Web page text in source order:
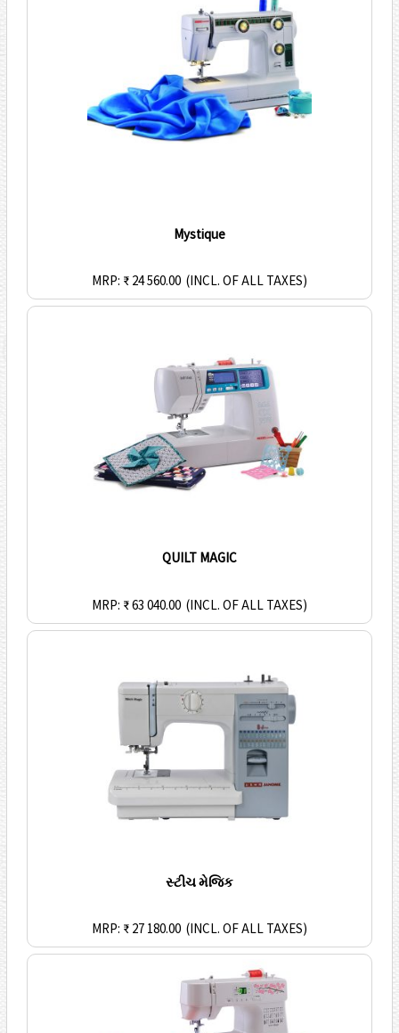
Mystique
MRP: ₹ 24 560.00 (INCL. OF ALL TAXES)
QUILT MAGIC
MRP: ₹ 63 040.00 (INCL. OF ALL TAXES)
સ્ટીચ મેજિક
MRP: ₹ 27 180.00 (INCL. OF ALL TAXES)